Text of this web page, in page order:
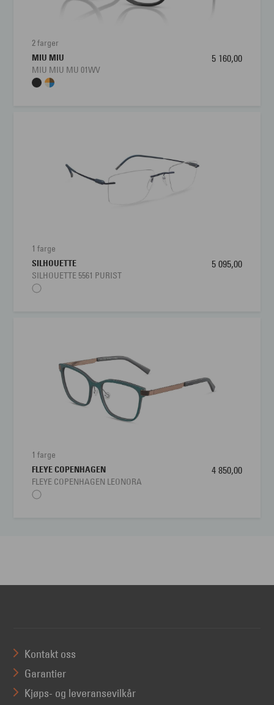
2 farger
MIU MIU
MIU MIU MU 01WV
5 160,00
1 farge
SILHOUETTE
SILHOUETTE 5561 PURIST
5 095,00
1 farge
FLEYE COPENHAGEN
FLEYE COPENHAGEN LEONORA
4 850,00
Kontakt oss
Garantier
Kjøps- og leveransevilkår